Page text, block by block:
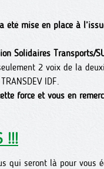
été mise en place à
Solidaires Transports/
2 voix de la
IDF.
force et vous en
!!!
qui seront là pour vous